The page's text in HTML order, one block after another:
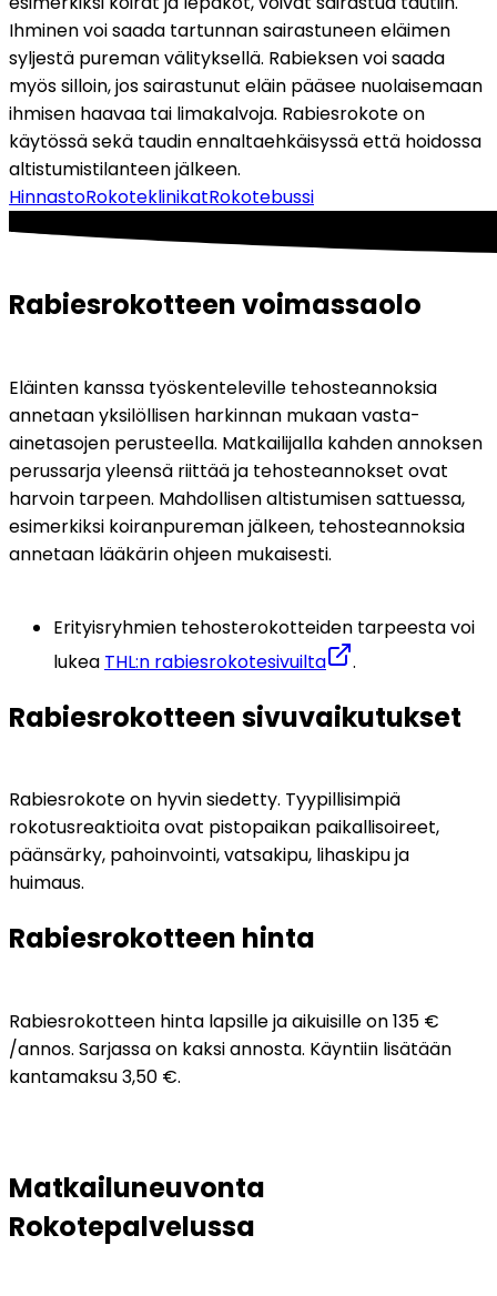
Ihminen voi saada tartunnan sairastuneen eläimen
syljestä pureman välityksellä. Rabieksen voi saada
myös silloin, jos sairastunut eläin pääsee nuolaisemaan
ihmisen haavaa tai limakalvoja. Rabiesrokote on
käytössä sekä taudin ennaltaehkäisyssä että hoidossa
altistumistilanteen jälkeen.
HinnastoRokoteklinikatRokotebussi
Rabiesrokotteen voimassaolo
Eläinten kanssa työskenteleville tehosteannoksia
annetaan yksilöllisen harkinnan mukaan vasta-
ainetasojen perusteella. Matkailijalla kahden annoksen
perussarja yleensä riittää ja tehosteannokset ovat
harvoin tarpeen. Mahdollisen altistumisen sattuessa,
esimerkiksi koiranpureman jälkeen, tehosteannoksia
annetaan lääkärin ohjeen mukaisesti.
Erityisryhmien tehosterokotteiden tarpeesta voi
lukea THL:n rabiesrokotesivuilta .
Rabiesrokotteen sivuvaikutukset
Rabiesrokote on hyvin siedetty. Tyypillisimpiä
rokotusreaktioita ovat pistopaikan paikallisoireet,
päänsärky, pahoinvointi, vatsakipu, lihaskipu ja
huimaus.
Rabiesrokotteen hinta
Rabiesrokotteen hinta lapsille ja aikuisille on 135 €
/annos. Sarjassa on kaksi annosta. Käyntiin lisätään
kantamaksu 3,50 €.
Matkailuneuvonta
Rokotepalvelussa